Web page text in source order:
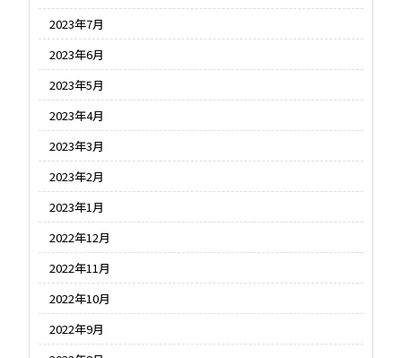
2023年7月
2023年6月
2023年5月
2023年4月
2023年3月
2023年2月
2023年1月
2022年12月
2022年11月
2022年10月
2022年9月